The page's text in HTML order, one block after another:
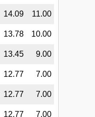
14.09 11.00
13.78 10.00
13.45 9.00
12.77 7.00
12.77 7.00
12.77 7.00